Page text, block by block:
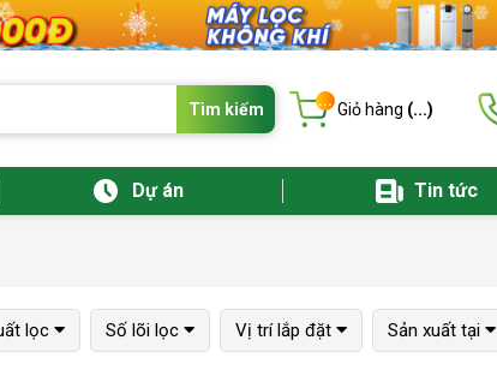
Tìm kiếm ... Giỏ hàng (...)
Dự án Tin tức
lọc Số lõi lọc Vị trí lắp đặt Sản xuất tại